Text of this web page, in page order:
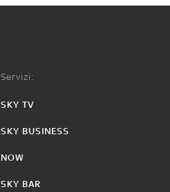
Servizi:
SKY TV
SKY BUSINESS
NOW
SKY BAR